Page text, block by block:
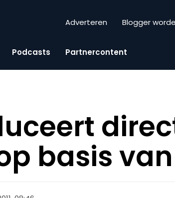
Adverteren Blogger
Podcasts Partnercontent
basis van